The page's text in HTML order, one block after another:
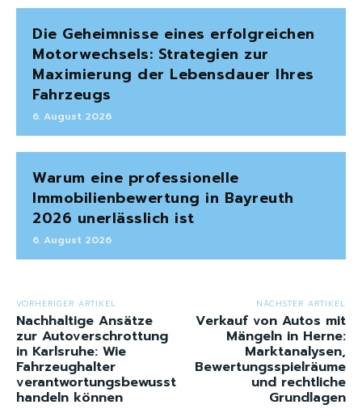
Die Geheimnisse eines erfolgreichen
Motorwechsels: Strategien zur
Maximierung der Lebensdauer Ihres
Fahrzeugs
6. August 2026
Warum eine professionelle
Immobilienbewertung in Bayreuth
2026 unerlässlich ist
6. August 2026
VORHERIGER ARTIKEL
Nachhaltige Ansätze
zur Autoverschrottung
in Karlsruhe: Wie
Fahrzeughalter
verantwortungsbewusst
handeln können
NÄCHSTER ARTIKEL
Verkauf von Autos mit
Mängeln in Herne:
Marktanalysen,
Bewertungsspielräume
und rechtliche
Grundlagen